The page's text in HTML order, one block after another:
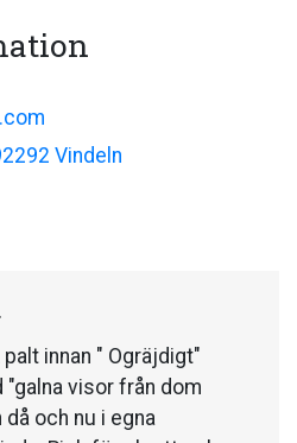
Vindeln
innan " Ogräjdigt"
visor från dom
och nu i egna